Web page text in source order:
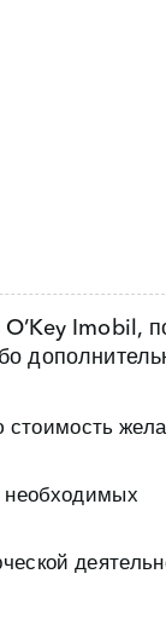
Imobil,
стоимость
необходимых